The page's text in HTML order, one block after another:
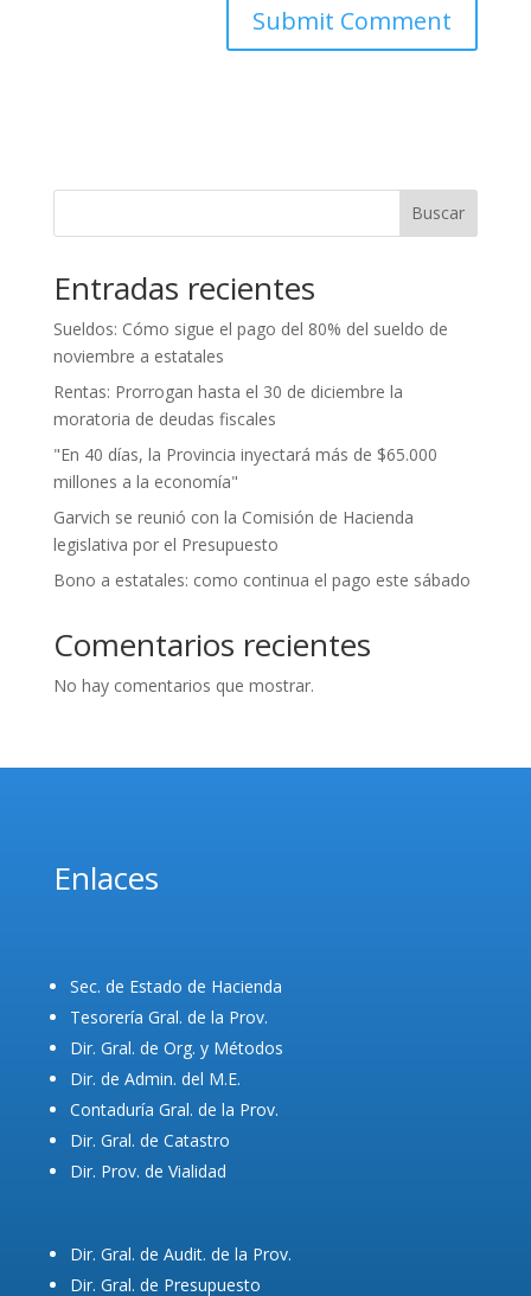
Buscar
Entradas recientes
Sueldos: Cómo sigue el pago del 80% del sueldo de
noviembre a estatales
Rentas: Prorrogan hasta el 30 de diciembre la
moratoria de deudas fiscales
"En 40 días, la Provincia inyectará más de $65.000
millones a la economía"
Garvich se reunió con la Comisión de Hacienda
legislativa por el Presupuesto
Bono a estatales: como continua el pago este sábado
Comentarios recientes
No hay comentarios que mostrar.
Enlaces
Sec. de Estado de Hacienda
Tesorería Gral. de la Prov.
Dir. Gral. de Org. y Métodos
Dir. de Admin. del M.E.
Contaduría Gral. de la Prov.
Dir. Gral. de Catastro
Dir. Prov. de Vialidad
Dir. Gral. de Audit. de la Prov.
Dir. Gral. de Presupuesto